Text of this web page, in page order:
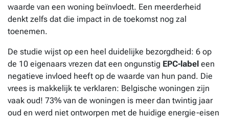
waarde van een woning beïnvloedt. Een meerderheid
denkt zelfs dat die impact in de toekomst nog zal
toenemen.
De studie wijst op een heel duidelijke bezorgdheid: 6 op
de 10 eigenaars vrezen dat een ongunstig EPC-label een
negatieve invloed heeft op de waarde van hun pand. Die
vrees is makkelijk te verklaren: Belgische woningen zijn
vaak oud! 73% van de woningen is meer dan twintig jaar
oud en werd niet ontworpen met de huidige energie-eisen